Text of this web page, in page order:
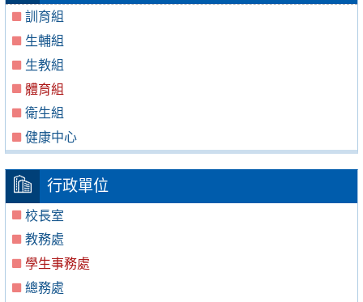
訓育組
生輔組
生教組
體育組
衛生組
健康中心
行政單位
校長室
教務處
學生事務處
總務處